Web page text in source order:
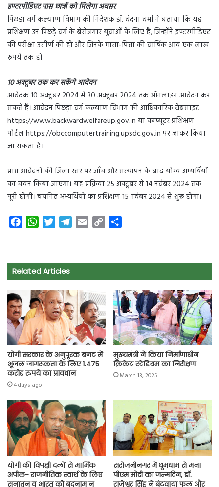
इण्टरमीडिएट पास छात्रों को मिलेगा अवसर
पिछड़ा वर्ग कल्याण विभाग की निदेशक डॉ. वंदना वर्मा ने बताया कि यह
प्रशिक्षण उन पिछड़े वर्ग के बेरोजगार युवाओं के लिए है, जिन्होंने इण्टरमीडिएट
की परीक्षा उत्तीर्ण की हो और जिनके माता-पिता की वार्षिक आय एक लाख
रुपये तक हो।
10 अक्टूबर तक कर सकेंगे आवेदन
आवेदक 10 अक्टूबर 2024 से 30 अक्टूबर 2024 तक ऑनलाइन आवेदन कर
सकते हैं। आवेदन पिछड़ा वर्ग कल्याण विभाग की आधिकारिक वेबसाइट
https://www.backwardwelfareup.gov.in या कम्प्यूटर प्रशिक्षण
पोर्टल https://obccomputertraining.upsdc.gov.in पर जाकर किया
जा सकता है।
प्राप्त आवेदनों की जिला स्तर पर जाँच और सत्यापन के बाद योग्य अभ्यर्थियों
का चयन किया जाएगा। यह प्रक्रिया 25 अक्टूबर से 14 नवंबर 2024 तक
पूरी होगी। चयनित अभ्यर्थियों का प्रशिक्षण 15 नवंबर 2024 से शुरू होगा।
e
b
o
k
W
t
s
p
p
t
t
r
e
a
m
i
y
n
k
r
Related Articles
योगी सरकार के अनुपूरक बजट में
भूजल जागरूकता के लिए 1.475
करोड़ रुपये का प्रावधान
4 days ago
मुख्यमंत्री ने किया निर्माणाधीन
क्रिकेट स्टेडियम का निरीक्षण
March 13, 2025
योगी की विपक्षी दलों से मार्मिक
अपील- राजनीतिक स्वार्थ के लिए
सनातन व भारत को बदनाम न
सरोजनीनगर में धूमधाम से मना
पीएम मोदी का जन्मदिन, डॉ.
राजेश्वर सिंह ने बंटवाया फल और